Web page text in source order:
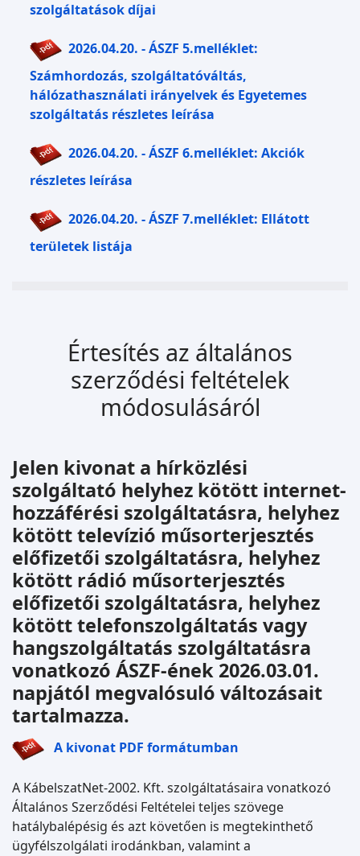
szolgáltatások díjai
2026.04.20. - ÁSZF 5.melléklet:
Számhordozás, szolgáltatóváltás,
hálózathasználati irányelvek és Egyetemes
szolgáltatás részletes leírása
2026.04.20. - ÁSZF 6.melléklet: Akciók
részletes leírása
2026.04.20. - ÁSZF 7.melléklet: Ellátott
területek listája
Értesítés az általános
szerződési feltételek
módosulásáról
Jelen kivonat a hírközlési
szolgáltató helyhez kötött internet-
hozzáférési szolgáltatásra, helyhez
kötött televízió műsorterjesztés
előfizetői szolgáltatásra, helyhez
kötött rádió műsorterjesztés
előfizetői szolgáltatásra, helyhez
kötött telefonszolgáltatás vagy
hangszolgáltatás szolgáltatásra
vonatkozó ÁSZF-ének 2026.03.01.
napjától megvalósuló változásait
tartalmazza.
A kivonat PDF formátumban
A KábelszatNet-2002. Kft. szolgáltatásaira vonatkozó
Általános Szerződési Feltételei teljes szövege
hatálybalépésig és azt követően is megtekinthető
ügyfélszolgálati irodánkban, valamint a